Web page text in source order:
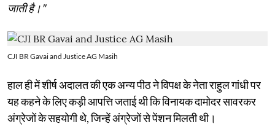
जाती है।"
CJI BR Gavai and Justice AG Masih
हाल ही में शीर्ष अदालत की एक अन्य पीठ ने विपक्ष के नेता राहुल गांधी पर
यह कहने के लिए कड़ी आपत्ति जताई थी कि विनायक दामोदर सावरकर
अंग्रेजों के सहयोगी थे, जिन्हें अंग्रेजों से पेंशन मिलती थी।